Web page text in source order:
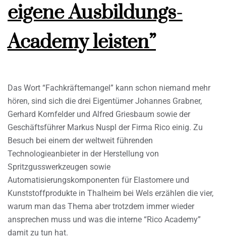
eigene Ausbildungs-
Academy leisten”
Das Wort “Fachkräftemangel” kann schon niemand mehr
hören, sind sich die drei Eigentümer Johannes Grabner,
Gerhard Kornfelder und Alfred Griesbaum sowie der
Geschäftsführer Markus Nuspl der Firma Rico einig. Zu
Besuch bei einem der weltweit führenden
Technologieanbieter in der Herstellung von
Spritzgusswerkzeugen sowie
Automatisierungskomponenten für Elastomere und
Kunststoffprodukte in Thalheim bei Wels erzählen die vier,
warum man das Thema aber trotzdem immer wieder
ansprechen muss und was die interne “Rico Academy”
damit zu tun hat.